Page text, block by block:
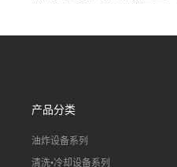
线）
产品分类
油炸设备系列
清洗•冷却设备系列